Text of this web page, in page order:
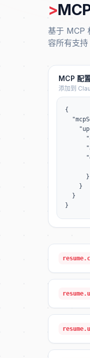
>
基于 MCP
容所有支持
MCP 配
添加到
{
}